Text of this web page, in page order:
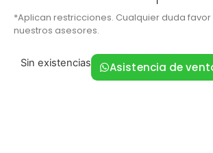
*Aplican restricciones. Cualquier duda
nuestros asesores.
Sin existencias Asistencia de